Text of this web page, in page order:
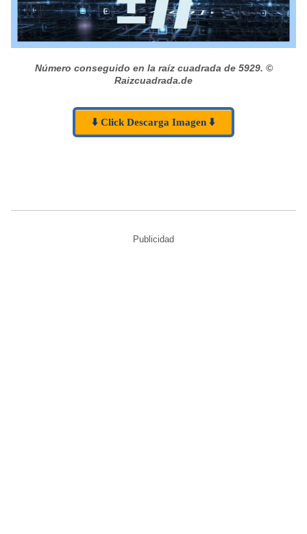
Número conseguido en la raíz cuadrada de 5929. ©
Raizcuadrada.de
⬇️ Click Descarga Imagen ⬇️
Publicidad